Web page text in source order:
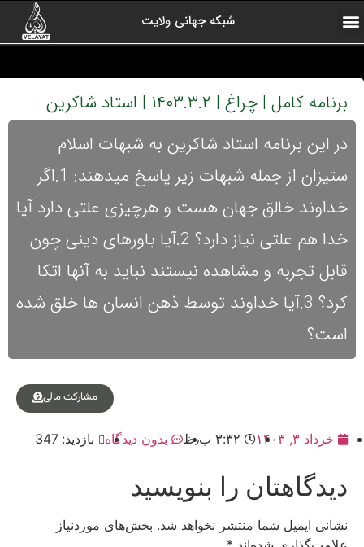
شبکه جهانی ولایت
برنامه کامل | چراغ | ۱۴۰۳.۳.۲ | استاد شاکرین
در این برنامه استاد شاکرین به شبهات اسلام
ستیزان از جمله شبهات زیر پاسخ میدهند: 1.اگر
خداوند خالق جهان هست و هرچیزی علتی دارد آیا
خدا هم علتی نیاز دارد؟ 2.آیا باورهای دینی چون
قابل تجربه و مشاهده نیستند نباید به آنها اتکا
کرد؟ 3.آیا خداوند توسط ذهن انسان ها خلق شده
است؟
مشارکت مالی
خرداد ۳, ۱۴۰۳ ۳:۳۲ ب٫ظ بدون دیدگاه بازدید: 347
دیدگاهتان را بنویسید
نشانی ایمیل شما منتشر نخواهد شد. بخش‌های موردنیاز